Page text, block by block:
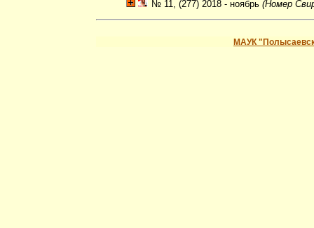
№ 11, (277) 2018 - ноябрь (Номер
МАУК